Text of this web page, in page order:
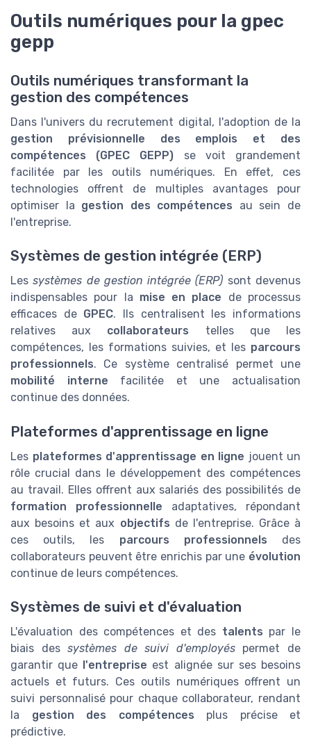
Outils numériques pour la gpec
gepp
Outils numériques transformant la
gestion des compétences
Dans l'univers du recrutement digital, l'adoption de la
gestion prévisionnelle des emplois et des
compétences (GPEC GEPP) se voit grandement
facilitée par les outils numériques. En effet, ces
technologies offrent de multiples avantages pour
optimiser la gestion des compétences au sein de
l'entreprise.
Systèmes de gestion intégrée (ERP)
Lessystèmes de gestion intégrée (ERP) sont devenus
indispensables pour la mise en place de processus
efficaces de GPEC. Ils centralisent les informations
relatives aux collaborateurs telles que les
compétences, les formations suivies, et les parcours
professionnels. Ce système centralisé permet une
mobilité interne facilitée et une actualisation
continue des données.
Plateformes d'apprentissage en ligne
Les plateformes d'apprentissage en ligne jouent un
rôle crucial dans le développement des compétences
au travail. Elles offrent aux salariés des possibilités de
formation professionnelle adaptatives, répondant
aux besoins et aux objectifs de l'entreprise. Grâce à
ces outils, les parcours professionnels des
collaborateurs peuvent être enrichis par une évolution
continue de leurs compétences.
Systèmes de suivi et d'évaluation
L'évaluation des compétences et des talents par le
biais dessystèmes de suivi d'employéspermet de
garantir que l'entreprise est alignée sur ses besoins
actuels et futurs. Ces outils numériques offrent un
suivi personnalisé pour chaque collaborateur, rendant
la gestion des compétences plus précise et
prédictive.